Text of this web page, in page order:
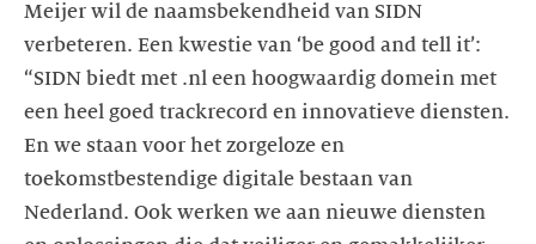
Meijer wil de naamsbekendheid van SIDN
verbeteren. Een kwestie van ‘be good and tell it’:
“SIDN biedt met .nl een hoogwaardig domein met
een heel goed trackrecord en innovatieve diensten.
En we staan voor het zorgeloze en
toekomstbestendige digitale bestaan van
Nederland. Ook werken we aan nieuwe diensten